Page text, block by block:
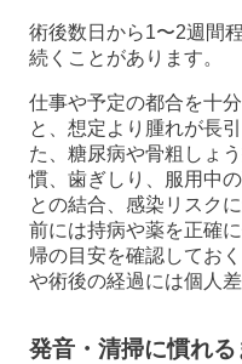
術後数日から1〜2週間
続くことがあります。
仕事や予定の都合を十
と、想定より腫れが長
た、糖尿病や骨粗しょ
慣、歯ぎしり、服用中
との結合、感染リスク
前には持病や薬を正確
帰の目安を確認してお
や術後の経過には個人差
発音・清掃に慣れ